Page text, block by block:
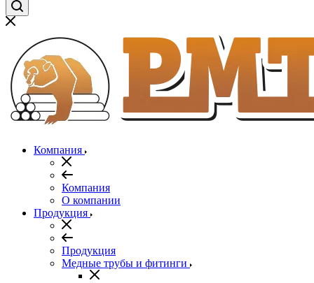
Компания
Компания
О компании
Продукция
Продукция
Медные трубы и фитинги